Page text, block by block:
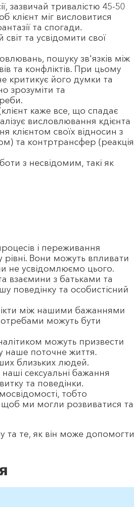
зазвичай тривалістю 45-50
клієнт міг висловитися
та спогади.
та усвідомити свої
пошуку зв'язків між
та конфліктів. При цьому
критикує його думки та
зрозуміти та
каже все, що спадає
висловлювання кдієнта
клієнтом своїх відносин з
та контртрансфер (реакція
з несвідомим, такі як
і переживання
Вони можуть впливати
не усвідомлюємо цього.
взаємини з батьками та
поведінку та особистісний
між нашими бажаннями
можуть бути
можуть призвести
наше поточне життя.
близьких людей.
сексуальні бажання
та поведінки.
тобто
щоб ми могли розвиватися та
та те, як він може допомогти